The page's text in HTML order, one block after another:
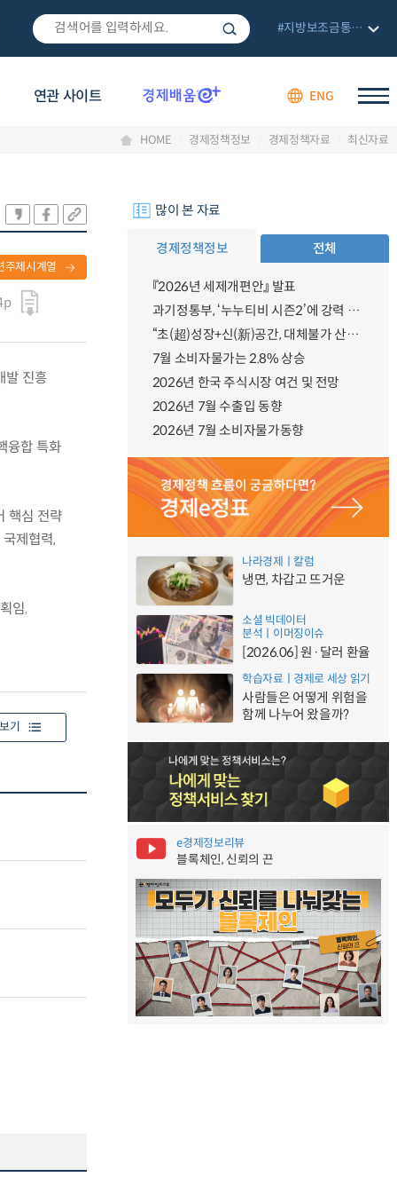
연관 사이트 ENG
#지방보조금통합관리망
HOME 경제정책정보 경제정책자료 최신자료
주제시계열
발 진흥
융합 특화
핵심 전략
제협력,
임.
기
많이 본 자료
경제정책정보 전체
『2026년 세제개편안』 발표
과기정통부, ‘누누티비 시즌2’에 강력 대응 의지 밝혀
“초(超)성장+신(新)공간, 대체불가 산업강국”
7월 소비자물가는 2.8% 상승
2026년 한국 주식시장 여건 및 전망
2026년 7월 수출입 동향
2026년 7월 소비자물가동향
나라경제ㅣ칼럼
냉면, 차갑고 뜨거운
소셜 빅데이터
분석ㅣ이머징이슈
[2026.06] 원·달러 환율
학습자료ㅣ경제로 세상 읽기
사람들은 어떻게 위험을
함께 나누어 왔을까?
e경제정보리뷰
블록체인, 신뢰의 끈